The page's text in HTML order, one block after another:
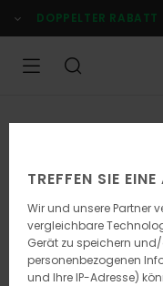
zur
Produktinformation
DOPPELTER RABATT
TREFFEN SIE
Wir und unsere Partner
vergleichbare
Gerät zu speichern
personenbezogenen
und Ihre IP-Adresse)